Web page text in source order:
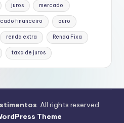
juros mercado
financeiro ouro
renda extra Renda Fixa
taxa de juros
. All rights reserved.
Theme